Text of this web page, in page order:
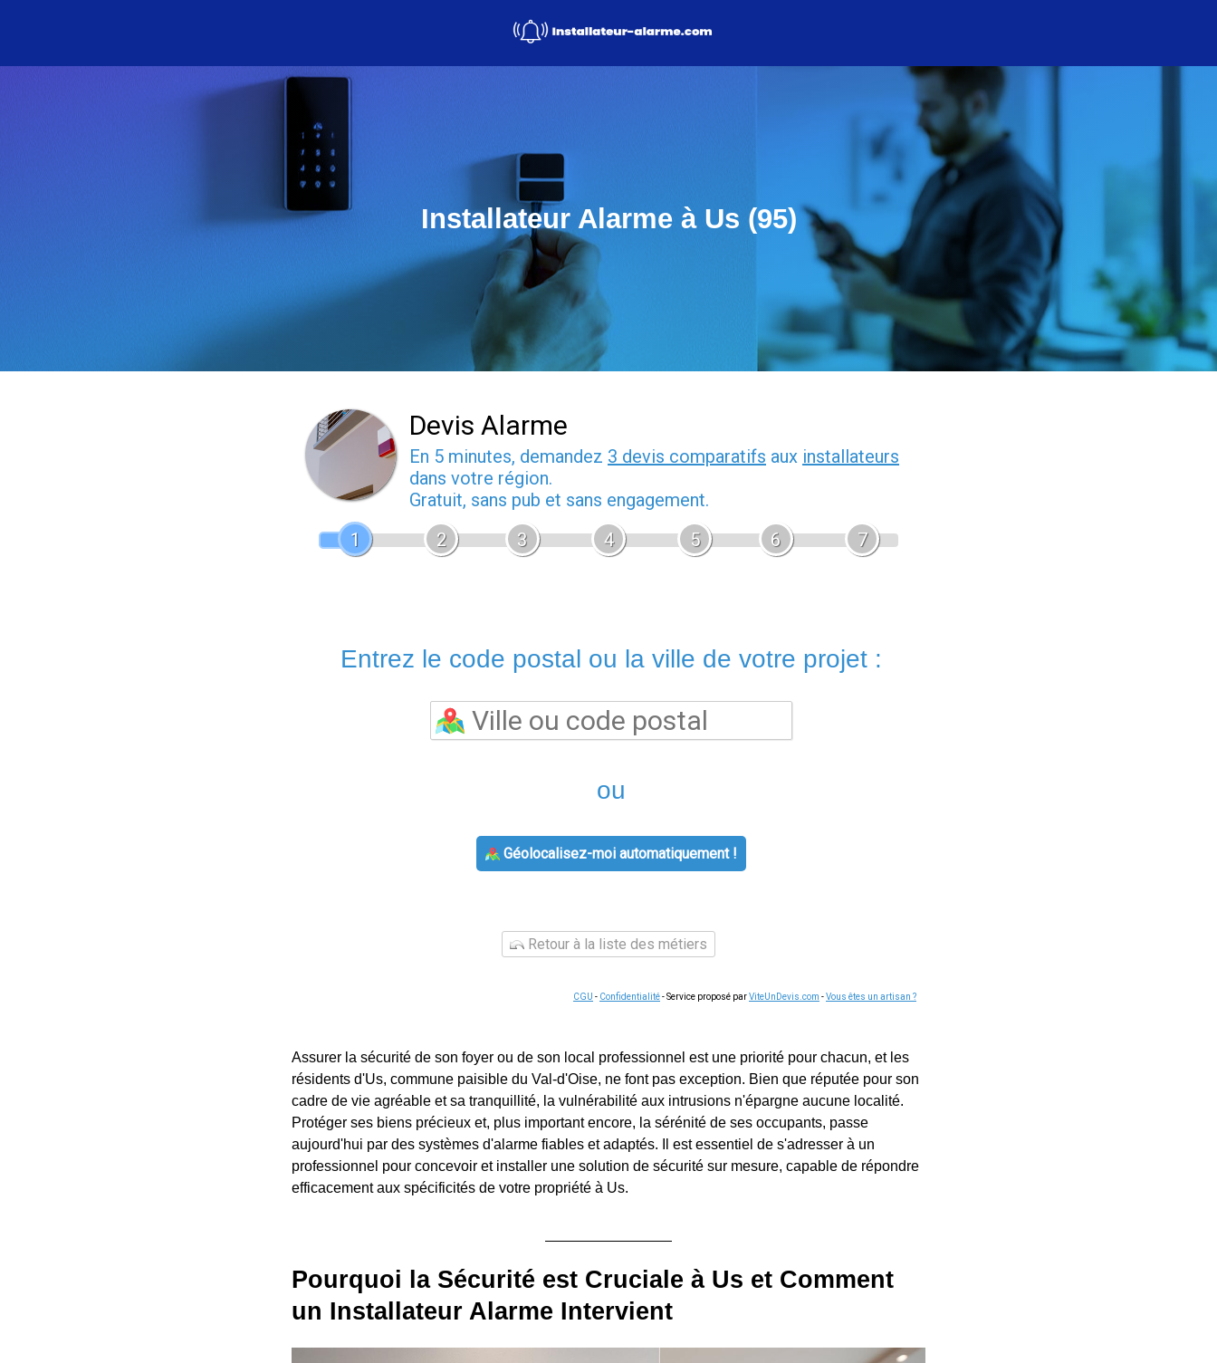
Installateur Alarme à Us (95)
Devis Alarme
En 5 minutes, demandez 3 devis comparatifs aux installateurs
dans votre région.
Gratuit, sans pub et sans engagement.
1
2 3 4 5 6 7
Entrez le code postal ou la ville de votre projet :
ou
Géolocalisez-moi automatiquement !
Retour à la liste des métiers
CGU - Confidentialité- Service proposé parViteUnDevis.com -Vous êtes un artisan ?
Assurer la sécurité de son foyer ou de son local professionnel est une priorité pour chacun, et les
résidents d'Us, commune paisible du Val-d'Oise, ne font pas exception. Bien que réputée pour son
cadre de vie agréable et sa tranquillité, la vulnérabilité aux intrusions n'épargne aucune localité.
Protéger ses biens précieux et, plus important encore, la sérénité de ses occupants, passe
aujourd'hui par des systèmes d'alarme fiables et adaptés. Il est essentiel de s'adresser à un
professionnel pour concevoir et installer une solution de sécurité sur mesure, capable de répondre
efficacement aux spécificités de votre propriété à Us.
Pourquoi la Sécurité est Cruciale à Us et Comment
un Installateur Alarme Intervient